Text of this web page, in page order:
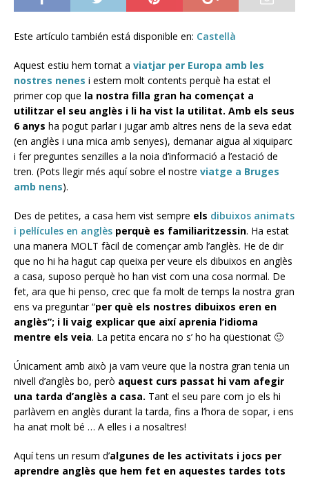
Este artículo también está disponible en: Castellà
Aquest estiu hem tornat a viatjar per Europa amb les
nostres nenes i estem molt contents perquè ha estat el
primer cop que la nostra filla gran ha començat a
utilitzar el seu anglès i li ha vist la utilitat. Amb els seus
6 anys ha pogut parlar i jugar amb altres nens de la seva edat
(en anglès i una mica amb senyes), demanar aigua al xiquiparc
i fer preguntes senzilles a la noia d’informació a l’estació de
tren. (Pots llegir més aquí sobre el nostre viatge a Bruges
amb nens).
Des de petites, a casa hem vist sempre els dibuixos animats
i pel·lícules en anglès perquè es familiaritzessin. Ha estat
una manera MOLT fàcil de començar amb l’anglès. He de dir
que no hi ha hagut cap queixa per veure els dibuixos en anglès
a casa, suposo perquè ho han vist com una cosa normal. De
fet, ara que hi penso, crec que fa molt de temps la nostra gran
ens va preguntar “per què els nostres dibuixos eren en
anglès”; i li vaig explicar que així aprenia l’idioma
mentre els veia. La petita encara no s’ ho ha qüestionat 🙂
Únicament amb això ja vam veure que la nostra gran tenia un
nivell d’anglès bo, però aquest curs passat hi vam afegir
una tarda d’anglès a casa. Tant el seu pare com jo els hi
parlàvem en anglès durant la tarda, fins a l’hora de sopar, i ens
ha anat molt bé … A elles i a nosaltres!
Aquí tens un resum d’algunes de les activitats i jocs per
aprendre anglès que hem fet en aquestes tardes tots